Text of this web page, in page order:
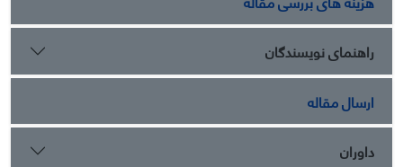
راهنمای نویسندگان
ارسال مقاله
داوران